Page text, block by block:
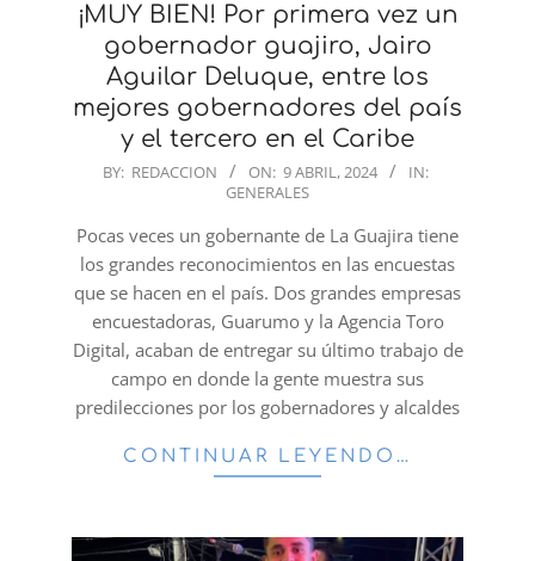
¡MUY BIEN! Por primera vez un
gobernador guajiro, Jairo
Aguilar Deluque, entre los
mejores gobernadores del país
y el tercero en el Caribe
2024-
09
BY: REDACCION ON: 9 ABRIL, 2024
IN:
GENERALES
Pocas veces un gobernante de La Guajira tiene
los grandes reconocimientos en las encuestas
que se hacen en el país. Dos grandes empresas
encuestadoras, Guarumo y la Agencia Toro
Digital, acaban de entregar su último trabajo de
campo en donde la gente muestra sus
predilecciones por los gobernadores y alcaldes
CONTINUAR LEYENDO…